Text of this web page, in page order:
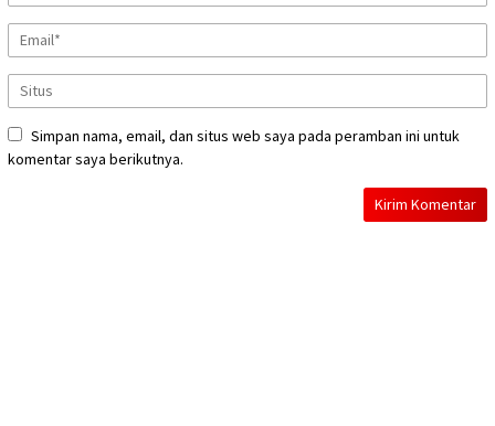
Simpan nama, email, dan situs web saya pada peramban ini untuk
komentar saya berikutnya.